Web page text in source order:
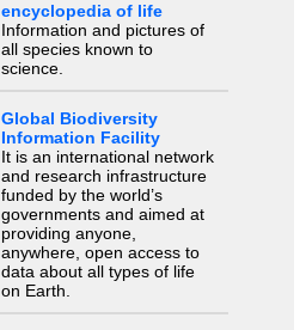
encyclopedia of life
Information and pictures of
all species known to
science.
Global Biodiversity
Information Facility
It is an international network
and research infrastructure
funded by the world’s
governments and aimed at
providing anyone,
anywhere, open access to
data about all types of life
on Earth.